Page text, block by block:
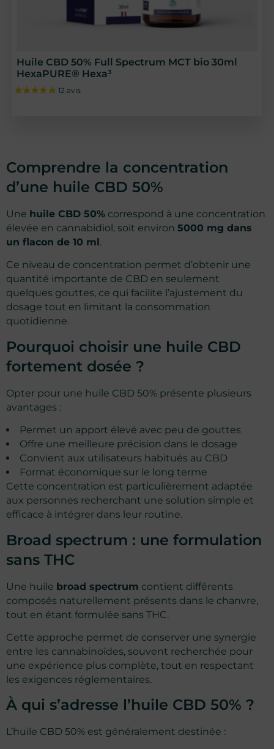
21 avis
Huile CBD 50% Full Spectrum MCT bio 30ml
HexaPURE® Hexa³
Comprendre la concentration
d’une huile CBD 50%
Une huile CBD 50% correspond à une concentration
élevée en cannabidiol, soit environ 5000 mg dans
un flacon de 10 ml.
Ce niveau de concentration permet d’obtenir une
quantité importante de CBD en seulement
quelques gouttes, ce qui facilite l’ajustement du
dosage tout en limitant la consommation
quotidienne.
Pourquoi choisir une huile CBD
fortement dosée ?
Opter pour une huile CBD 50% présente plusieurs
avantages :
Permet un apport élevé avec peu de gouttes
Offre une meilleure précision dans le dosage
Convient aux utilisateurs habitués au CBD
Format économique sur le long terme
Cette concentration est particulièrement adaptée
aux personnes recherchant une solution simple et
efficace à intégrer dans leur routine.
Broad spectrum : une formulation
sans THC
Une huile broad spectrum contient différents
composés naturellement présents dans le chanvre,
tout en étant formulée sans THC.
Cette approche permet de conserver une synergie
entre les cannabinoïdes, souvent recherchée pour
une expérience plus complète, tout en respectant
les exigences réglementaires.
À qui s’adresse l’huile CBD 50% ?
L’huile CBD 50% est généralement destinée :